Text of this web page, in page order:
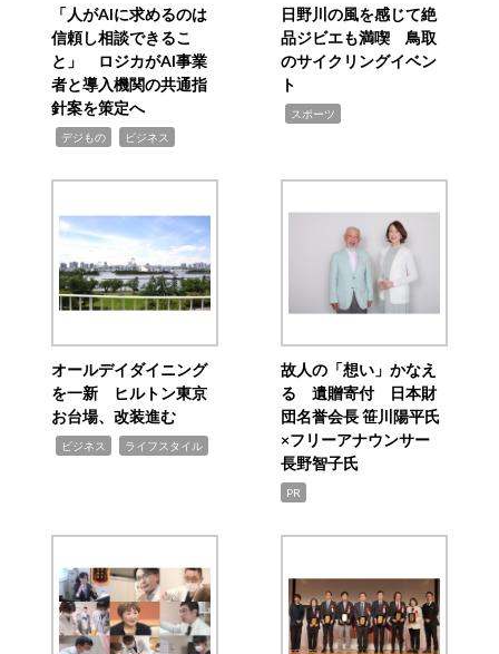
「人がAIに求めるのは
信頼し相談できるこ
と」 ロジカがAI事業
者と導入機関の共通指
針案を策定へ
デジもの ビジネス
日野川の風を感じて絶
品ジビエも満喫 鳥取
のサイクリングイベン
ト
スポーツ
オールデイダイニング
を一新 ヒルトン東京
お台場、改装進む
ビジネス ライフスタイル
故人の「想い」かなえ
る 遺贈寄付 日本財
団名誉会長 笹川陽平氏
×フリーアナウンサー
長野智子氏
PR